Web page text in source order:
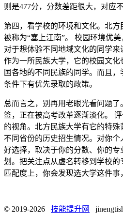
则是477分，分数差距很大，对应
第四，看学校的环境和文化。北方
被称为“塞上江南”。 校园环境优美
对于想体验不同地域文化的同学来
作为一所民族大学，它的校园文
国各地的不同民族的同学。而且
条件下有优先录取的政策。
总而言之，别再用老眼光看问题了
签，正在被高考改革逐渐淡化。
的视角。北方民族大学有它的特
不同省份的历史招生情况。对你
好选择，取决于你的分数、你的
划。把关注点从虚名转移到学校
匹配度上，你会发现选大学这件事
© 2019-2026 技能提升网